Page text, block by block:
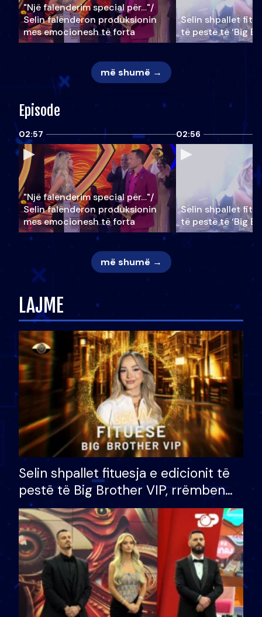
"Një falenderim special për…"/
Selin falënderon produksionin
mes emocionesh të forta
Selin shpallet
të pestë të ‘Big
më shumë →
Episode
02:57
"Një falenderim special për…"/
Selin falënderon produksionin
mes emocionesh të forta
02:56
Selin shpallet
të pestë të ‘Big
më shumë →
LAJME
Selin shpallet fituesja e edicionit të
pestë të Big Brother VIP, rrëmben
çmimin e madh prej 100 mijë eurosh